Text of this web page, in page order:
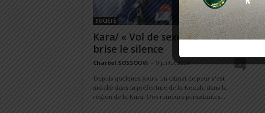
SOCIÉTÉ
Kara/ « Vol de sexe »: le préfet
brise le silence
Charbel SOSSOUVI - 9 juillet 2026 0
Depuis quelques jours, un climat de peur s'est
installé dans la préfecture de la Kozah, dans la
région de la Kara. Des rumeurs persistantes...